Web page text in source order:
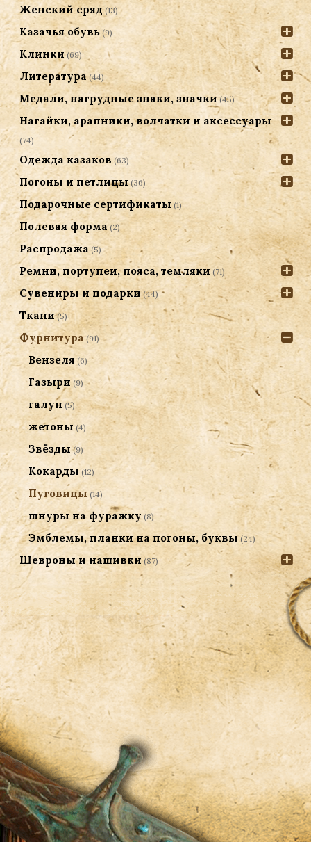
Женский сряд (13)
Казачья обувь (9)
Клинки (69)
Литература (44)
Медали, нагрудные знаки, значки (45)
Нагайки, арапники, волчатки и аксессуары
(74)
Одежда казаков (63)
Погоны и петлицы (36)
Подарочные сертификаты (1)
Полевая форма (2)
Распродажа (5)
Ремни, портупеи, пояса, темляки (71)
Сувениры и подарки (44)
Ткани (5)
Фурнитура (91)
Вензеля (6)
Газыри (9)
галун (5)
жетоны (4)
Звёзды (9)
Кокарды (12)
Пуговицы (14)
шнуры на фуражку (8)
Эмблемы, планки на погоны, буквы (24)
Шевроны и нашивки (87)